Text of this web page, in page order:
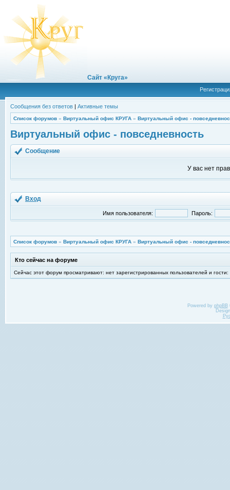
Сайт «Круга»
Сообщения без ответов | Активные темы
Список форумов » Виртуальный офис КРУГА » Виртуальный офис -
Виртуальный офис - повседневность
Сообщение
У вас нет
Вход
Имя пользователя: Пароль:
Список форумов » Виртуальный офис КРУГА » Виртуальный офис -
Кто сейчас на форуме
Сейчас этот форум просматривают: нет зарегистрированных пользователей и гости:
Powered by phpBB